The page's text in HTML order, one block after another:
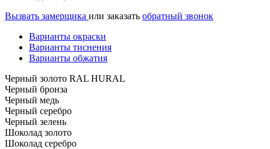
Вызвать замерщика или заказать обратный звонок
Варианты окраски
Варианты тиснения
Варианты обжатия
Черный золото RAL HURAL
Черный бронза
Черный медь
Черный серебро
Черный зелень
Шоколад золото
Шоколад серебро